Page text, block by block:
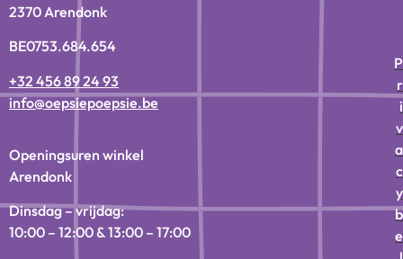
2370 Arendonk
BE0753.684.654
+32 456 89 24 93
info@oepsiepoepsie.be
Openingsuren winkel
Arendonk
Dinsdag – vrijdag:
10:00 – 12:00 & 13:00 – 17:00
P
r
i
v
a
c
y
b
e